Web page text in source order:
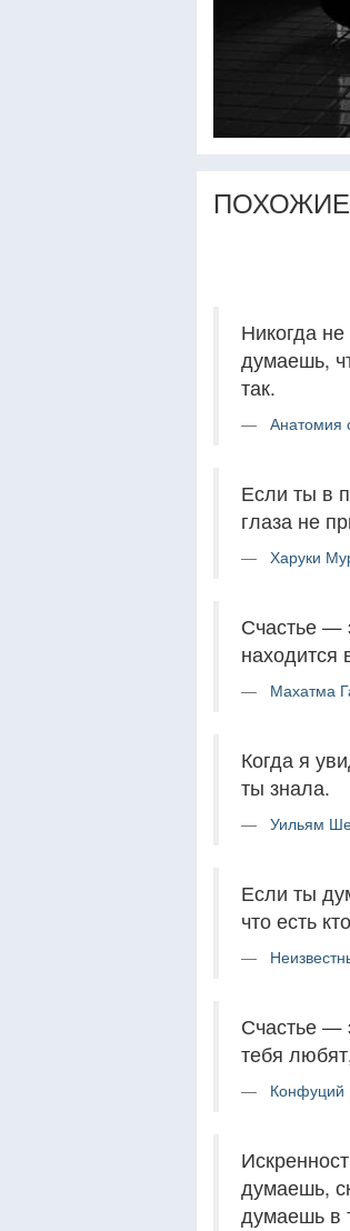
Никогда
думаешь,
так.
Анатомия
Если ты в
глаза не
Харуки
Счастье —
находится
Махатма
Когда я
ты знала.
Уильям
Если ты
что есть
Счастье —
тебя
Конфуций
думаешь,
думаешь в